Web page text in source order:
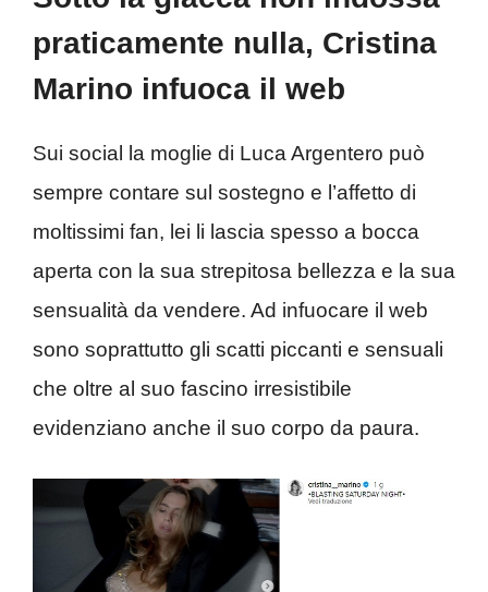
praticamente nulla, Cristina
Marino infuoca il web
Sui social la moglie di Luca Argentero può
sempre contare sul sostegno e l’affetto di
moltissimi fan, lei li lascia spesso a bocca
aperta con la sua strepitosa bellezza e la sua
sensualità da vendere. Ad infuocare il web
sono soprattutto gli scatti piccanti e sensuali
che oltre al suo fascino irresistibile
evidenziano anche il suo corpo da paura.